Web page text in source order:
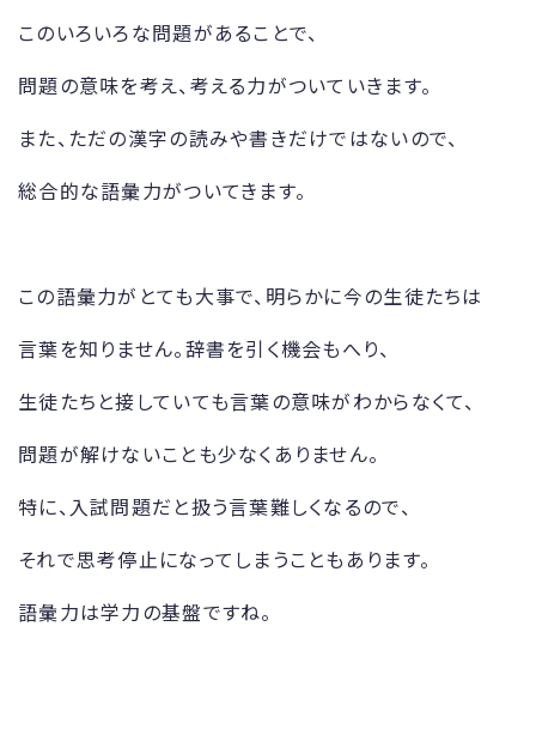
このいろいろな問題があることで、
問題の意味を考え、考える力がついていきます。
また、ただの漢字の読みや書きだけではないので、
総合的な語彙力がついてきます。
この語彙力がとても大事で、明らかに今の生徒たちは
言葉を知りません。辞書を引く機会もへり、
生徒たちと接していても言葉の意味がわからなくて、
問題が解けないことも少なくありません。
特に、入試問題だと扱う言葉難しくなるので、
それで思考停止になってしまうこともあります。
語彙力は学力の基盤ですね。